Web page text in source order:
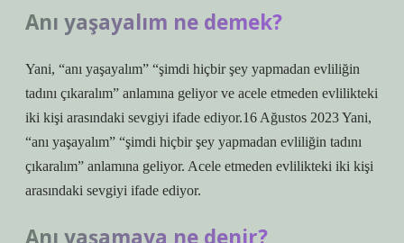
Anı yaşayalım ne demek?
Yani, “anı yaşayalım” “şimdi hiçbir şey yapmadan evliliğin
tadını çıkaralım” anlamına geliyor ve acele etmeden evlilikteki
iki kişi arasındaki sevgiyi ifade ediyor.16 Ağustos 2023 Yani,
“anı yaşayalım” “şimdi hiçbir şey yapmadan evliliğin tadını
çıkaralım” anlamına geliyor. Acele etmeden evlilikteki iki kişi
arasındaki sevgiyi ifade ediyor.
Anı yaşamaya ne denir?